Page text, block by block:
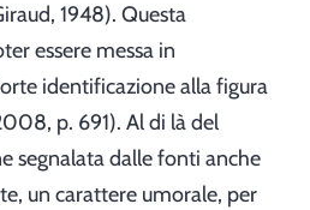
1948). Questa
essere messa in
identificazione alla figura
p. 691). Al di là del
segnalata dalle fonti anche
un carattere umorale, per